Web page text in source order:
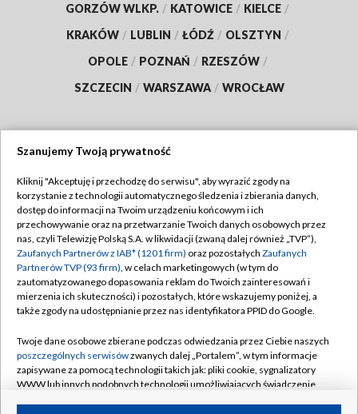
GORZÓW WLKP. / KATOWICE / KIELCE /
KRAKÓW / LUBLIN / ŁÓDŹ / OLSZTYN /
OPOLE / POZNAŃ / RZESZÓW /
SZCZECIN / WARSZAWA / WROCŁAW
TVP
Abonament TVP
Emisja w TVP
Centrum informacji TVP
Naziemna Telewizja Cyfrowa
Rada Programowa
System NOS
Informacje o nadawcy
Regulamin TVP
Polityka prywatności
Moje zgody
Pomoc
Kontakt
Kanały
Szanujemy Twoją prywatność
Kliknij "Akceptuję i przechodzę do serwisu", aby wyrazić zgody na
korzystanie z technologii automatycznego śledzenia i zbierania danych,
dostęp do informacji na Twoim urządzeniu końcowym i ich
przechowywanie oraz na przetwarzanie Twoich danych osobowych przez
nas, czyli Telewizję Polską S.A. w likwidacji (zwaną dalej również „TVP”),
Zaufanych Partnerów z IAB* (1201 firm) oraz pozostałych Zaufanych
Partnerów TVP (93 firm), w celach marketingowych (w tym do
zautomatyzowanego dopasowania reklam do Twoich zainteresowań i
mierzenia ich skuteczności) i pozostałych, które wskazujemy poniżej, a
także zgody na udostępnianie przez nas identyfikatora PPID do Google.
Twoje dane osobowe zbierane podczas odwiedzania przez Ciebie naszych
poszczególnych serwisówzwanych dalej „Portalem”, w tym informacje
zapisywane za pomocą technologii takich jak: pliki cookie, sygnalizatory
WWW lub innych podobnych technologii umożliwiających świadczenie